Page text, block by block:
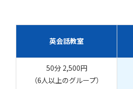
英会話教室
50分 2,500円
（6人以上のグループ）